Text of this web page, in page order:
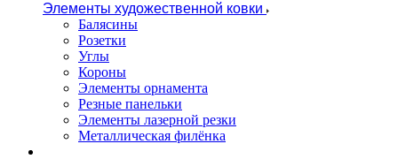
Элементы художественной ковки
Балясины
Розетки
Углы
Короны
Элементы орнамента
Резные панельки
Элементы лазерной резки
Металлическая филёнка